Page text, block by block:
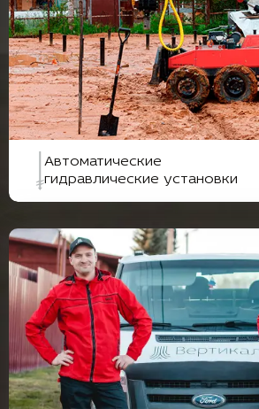
Автоматические
гидравлические установки